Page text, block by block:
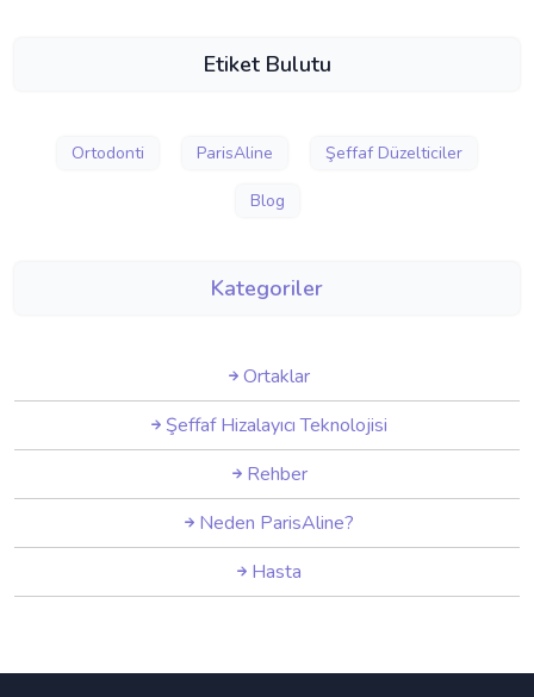
Etiket Bulutu
Ortodonti ParisAline Şeffaf Düzelticiler
Blog
Kategoriler
Ortaklar
Şeffaf Hizalayıcı Teknolojisi
Rehber
Neden ParisAline?
Hasta